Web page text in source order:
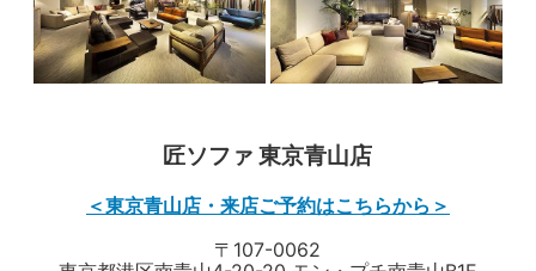
匠ソファ 東京青山店
＜東京青山店・来店ご予約はこちらから＞
〒107-0062